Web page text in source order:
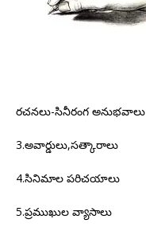
రచనలు-సినీరంగ అనుభవాలు
3.అవార్డులు,సత్కారాలు
4.సినిమాల పరిచయాలు
5.ప్రముఖుల వ్యాసాలు